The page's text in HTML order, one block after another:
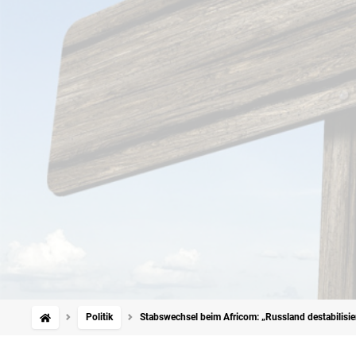
Politik Stabswechsel beim Africom: „Russland